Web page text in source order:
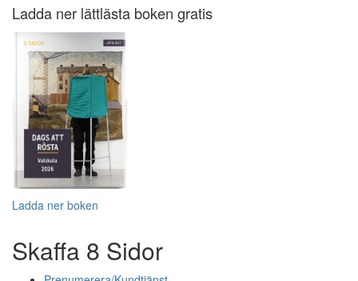
Ladda ner lättlästa boken gratis
Ladda ner boken
Skaffa 8 Sidor